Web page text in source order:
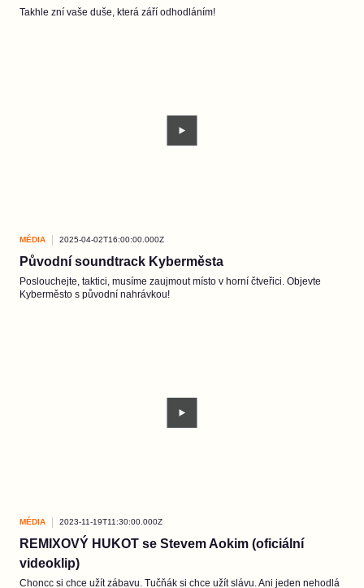
Takhle zní vaše duše, která září odhodláním!
MÉDIA 2025-04-02T16:00:00.000Z
Původní soundtrack Kyberměsta
Poslouchejte, taktici, musíme zaujmout místo v horní čtveřici. Objevte
Kyberměsto s původní nahrávkou!
MÉDIA 2023-11-19T11:30:00.000Z
REMIXOVÝ HUKOT se Stevem Aokim (oficiální
videoklip)
Choncc si chce užít zábavu. Tučňák si chce užít slávu. Ani jeden nehodlá